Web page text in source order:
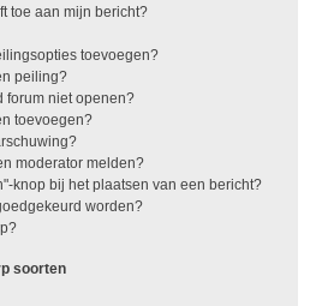
toe aan mijn bericht?
toevoegen?
peiling?
forum niet openen?
toevoegen?
moderator melden?
knop bij het plaatsen van een bericht?
worden?
soorten